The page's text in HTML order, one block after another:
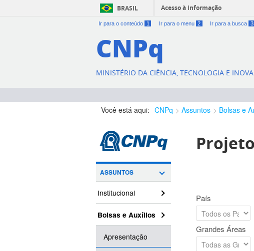
BRASIL Acesso à informação
Ir para o conteúdo 1 Ir para o menu 2 Ir para a busca 3
CNPq
MINISTÉRIO DA CIÊNCIA, TECNOLOGIA E
Você está aqui: CNPq Assuntos Bolsas e
ASSUNTOS
Institucional
Bolsas e Auxílios
Apresentação
País
Grandes Áreas